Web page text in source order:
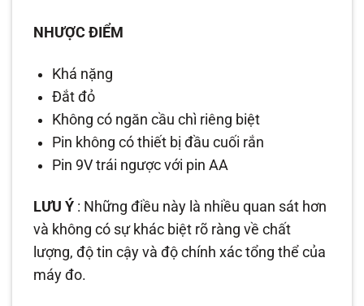
NHƯỢC ĐIỂM
Khá nặng
Đắt đỏ
Không có ngăn cầu chì riêng biệt
Pin không có thiết bị đầu cuối rắn
Pin 9V trái ngược với pin AA
LƯU Ý : Những điều này là nhiều quan sát hơn
và không có sự khác biệt rõ ràng về chất
lượng, độ tin cậy và độ chính xác tổng thể của
máy đo.